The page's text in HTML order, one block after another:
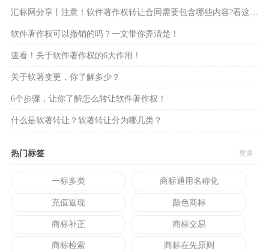
软件著作权可以撤销的吗？一文带你弄清楚！
速看！关于软件著作权的6大作用！
关于软著变更，你了解多少？
6个步骤，让你了解怎么转让软件著作权！
什么是软著转让？软著转让分为哪几类？
热门标签 更多
一标多类 商标通用名称化
充值返现 颜色商标
商标补正 商标交易
商标检索 商标在先原则